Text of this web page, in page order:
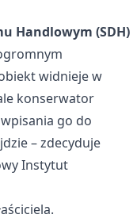
Handlowym (SDH)
widnieje w
konserwator
go do
– zdecyduje
Instytut